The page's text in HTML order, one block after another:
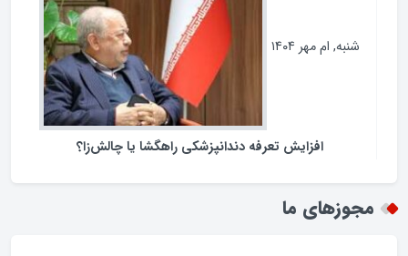
شنبه, ام مهر ۱۴۰۴
افزایش تعرفه دندانپزشکی راهگشا یا چالش‌زا؟
مجوزهای ما